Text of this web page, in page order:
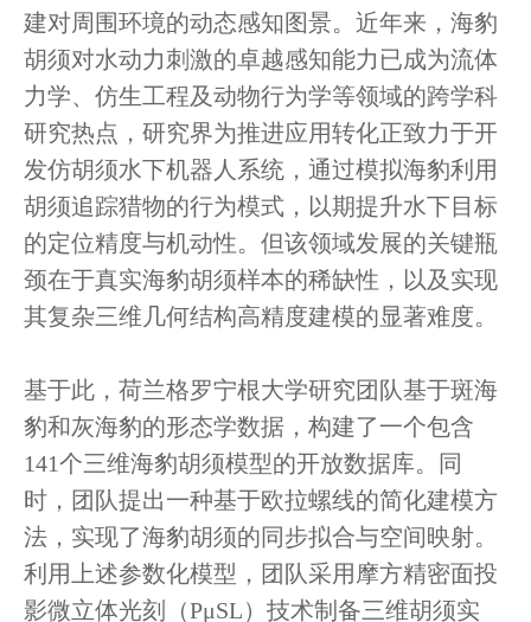
建对周围环境的动态感知图景。近年来，海豹
胡须对水动力刺激的卓越感知能力已成为流体
力学、仿生工程及动物行为学等领域的跨学科
研究热点，研究界为推进应用转化正致力于开
发仿胡须水下机器人系统，通过模拟海豹利用
胡须追踪猎物的行为模式，以期提升水下目标
的定位精度与机动性。但该领域发展的关键瓶
颈在于真实海豹胡须样本的稀缺性，以及实现
其复杂三维几何结构高精度建模的显著难度。
基于此，荷兰格罗宁根大学研究团队基于斑海
豹和灰海豹的形态学数据，构建了一个包含
141个三维海豹胡须模型的开放数据库。同
时，团队提出一种基于欧拉螺线的简化建模方
法，实现了海豹胡须的同步拟合与空间映射。
利用上述参数化模型，团队采用摩方精密面投
影微立体光刻（PμSL）技术制备三维胡须实